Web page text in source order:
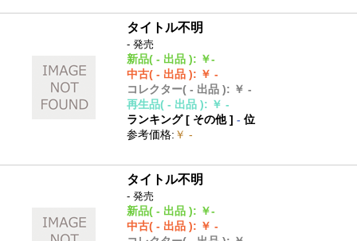
タイトル不明
- 発売
新品( - 出品 ): ￥-
中古( - 出品 ): ￥ -
コレクター( - 出品 ): ￥ -
再生品( - 出品 ): ￥ -
ランキング [ その他]- 位
参考価格: ￥ -
タイトル不明
- 発売
新品( - 出品 ): ￥-
中古( - 出品 ): ￥ -